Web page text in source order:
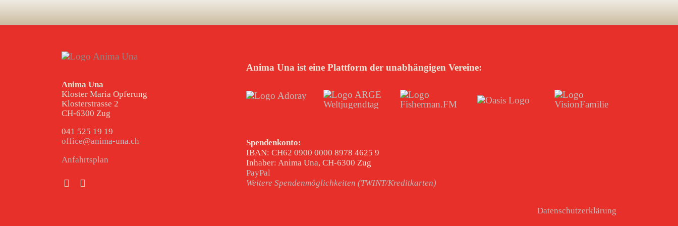
Anima Una
Kloster Maria Opferung
Klosterstrasse 2
CH-6300 Zug
041 525 19 19
office@anima-una.ch
Anfahrtsplan
Anima Una ist eine Plattform der unabhängigen Vereine:
Spendenkonto:
IBAN: CH62 0900 0000 8978 4625 9
Inhaber: Anima Una, CH-6300 Zug
PayPal
Weitere Spendenmöglichkeiten (TWINT/Kreditkarten)
Datenschutzerklärung